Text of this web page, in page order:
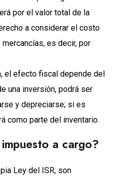
por el valor total de la
a considerar el costo
es decir, por
el efecto fiscal depende del
una inversión, podrá ser
y depreciarse; si es
como parte del inventario.
a cargo?
Ley del ISR, son